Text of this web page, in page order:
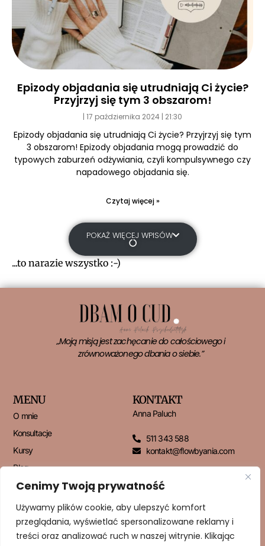
Cenimy Twoją prywatność
Używamy plików cookie, aby ulepszyć komfort
przeglądania, wyświetlać spersonalizowane reklamy i
treści oraz analizować ruch w naszej witrynie. Klikając
Epizody objadania się utrudniają Ci życie?
Przyjrzyj się tym 3 obszarom!
17 października 2024 21:30
Epizody objadania się utrudniają Ci życie? Przyjrzyj się tym
3 obszarom! Epizody objadania mogą prowadzić do
typowych zaburzeń odżywiania, czyli kompulsywnego czy
napadowego objadania się.
Czytaj więcej »
POKAŻ WIĘCEJ WPISÓW
...to narazie wszystko :-)
„Moją misją jest zachęcanie do całościowego i
zrównoważonego dbania o siebie.”
MENU
O mnie
Konsultacje
Kursy
Blog
Kontakt
KONTAKT
Anna Paluch
511 343 588
kontakt@flowbyania.com
NEWSLETTER